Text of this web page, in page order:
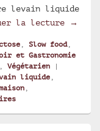
levain liquide
la lecture →
Slow food,
et Gastronomie
Végétarien
|
liquide